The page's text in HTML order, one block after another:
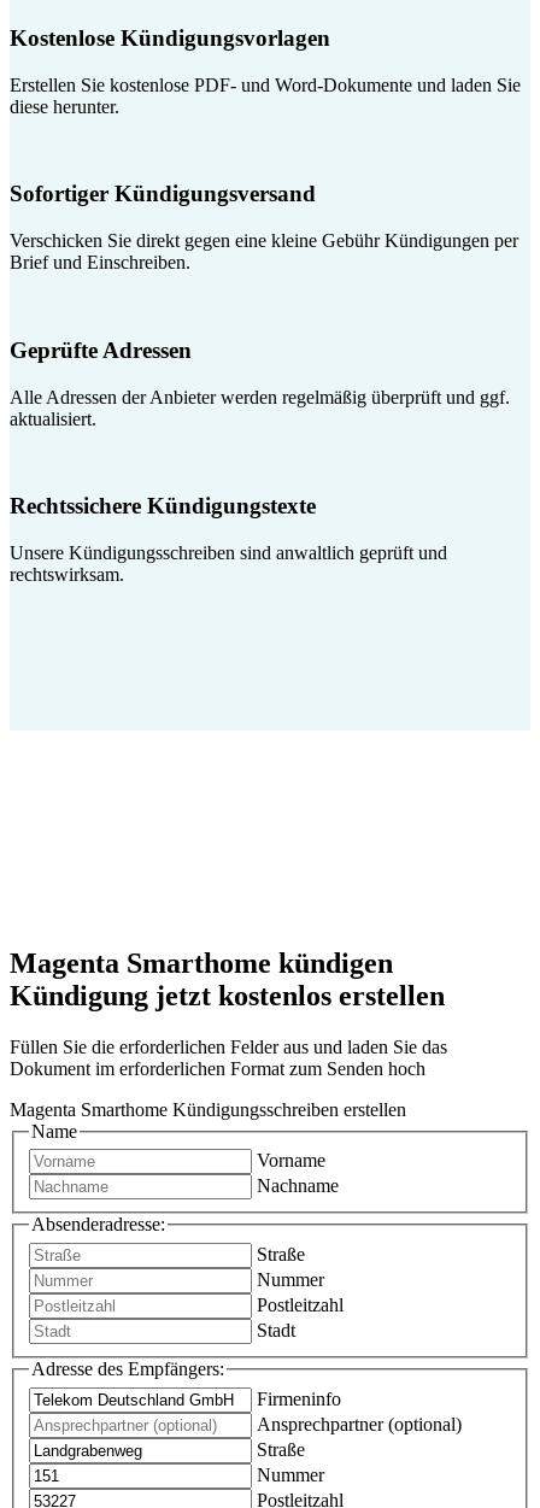
Kostenlose Kündigungsvorlagen
Erstellen Sie kostenlose PDF- und Word-Dokumente und laden Sie
diese herunter.
Sofortiger Kündigungsversand
Verschicken Sie direkt gegen eine kleine Gebühr Kündigungen per
Brief und Einschreiben.
Geprüfte Adressen
Alle Adressen der Anbieter werden regelmäßig überprüft und ggf.
aktualisiert.
Rechtssichere Kündigungstexte
Unsere Kündigungsschreiben sind anwaltlich geprüft und
rechtswirksam.
Magenta Smarthome kündigen
Kündigung jetzt kostenlos erstellen
Füllen Sie die erforderlichen Felder aus und laden Sie das
Dokument im erforderlichen Format zum Senden hoch
Magenta Smarthome Kündigungsschreiben erstellen
Name
Vorname
Nachname
Absenderadresse:
Straße
Nummer
Postleitzahl
Stadt
Adresse des Empfängers:
Firmeninfo
Ansprechpartner (optional)
Straße
Nummer
Postleitzahl